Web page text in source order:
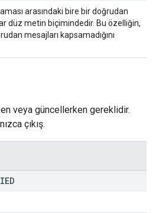
arasındaki bire bir doğrudan
düz metin biçimindedir. Bu özelliğin,
mesajları kapsamadığını
veya güncellerken gereklidir.
çıkış.